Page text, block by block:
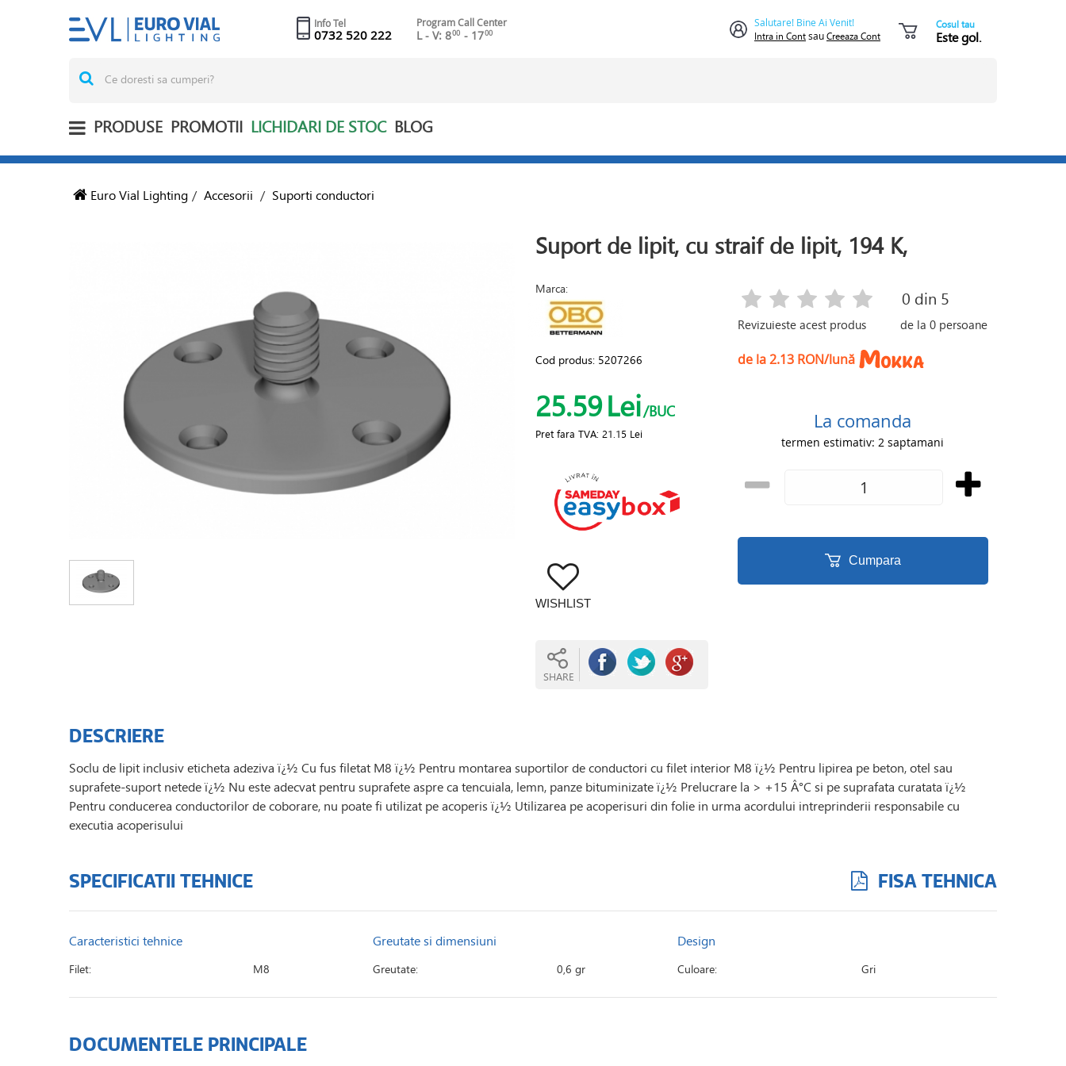
Info Tel
0732 520 222
Program Call Center
L - V: 800 - 1700
Salutare! Bine Ai Venit!
Intra in ContsauCreeaza Cont
Cosul tau
Este gol.
PRODUSE PROMOTII LICHIDARI DE STOC BLOG
Euro Vial Lighting / Accesorii / Suporti conductori
Suport de lipit, cu straif de lipit, 194 K,
Marca:
Cod produs: 5207266
25.59Lei/BUC
Pret fara TVA: 21.15 Lei
WISHLIST
SHARE
Revizuieste acest produs
0 din 5
de la0 persoane
de la 2.13 RON/lună
La comanda
termen estimativ: 2 saptamani
Cumpara
DESCRIERE
Soclu de lipit inclusiv eticheta adeziva ï¿½ Cu fus filetat M8 ï¿½ Pentru montarea suportilor de conductori cu filet interior M8 ï¿½ Pentru lipirea pe beton, otel sau
suprafete-suport netede ï¿½ Nu este adecvat pentru suprafete aspre ca tencuiala, lemn, panze bituminizate ï¿½ Prelucrare la > +15 Â°C si pe suprafata curatata ï¿½
Pentru conducerea conductorilor de coborare, nu poate fi utilizat pe acoperis ï¿½ Utilizarea pe acoperisuri din folie in urma acordului intreprinderii responsabile cu
executia acoperisului
SPECIFICATII TEHNICE FISA TEHNICA
Caracteristici tehnice
Filet: M8
Greutate si dimensiuni
Greutate: 0,6 gr
Design
Culoare: Gri
DOCUMENTELE PRINCIPALE